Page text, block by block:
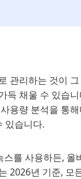
관리하는 것이
득 채울 수 있습
용량 분석을 통
있습니다.
를 사용하든,
2026년 기준,